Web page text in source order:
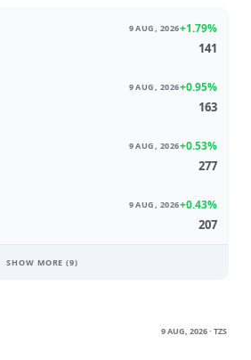
9 AUG, 2026+1.79%
141
9 AUG, 2026+0.95%
163
9 AUG, 2026+0.53%
277
9 AUG, 2026+0.43%
207
SHOW MORE (9)
9 AUG, 2026 · TZS